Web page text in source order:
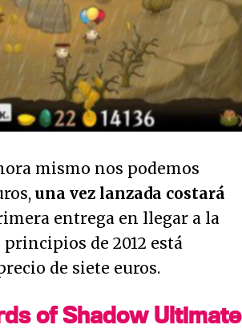
mismo nos podemos
una vez lanzada costará
entrega en llegar a la
principios de 2012 está
de siete euros.
of Shadow Ultimate